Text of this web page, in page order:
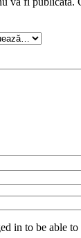
in to be able